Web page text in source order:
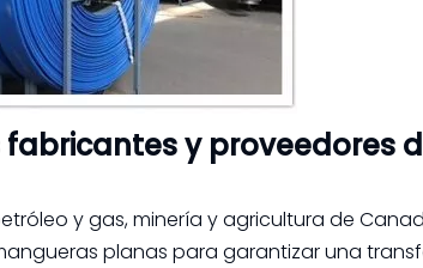
y proveedores
y gas, minería y agricultura de
planas para garantizar una